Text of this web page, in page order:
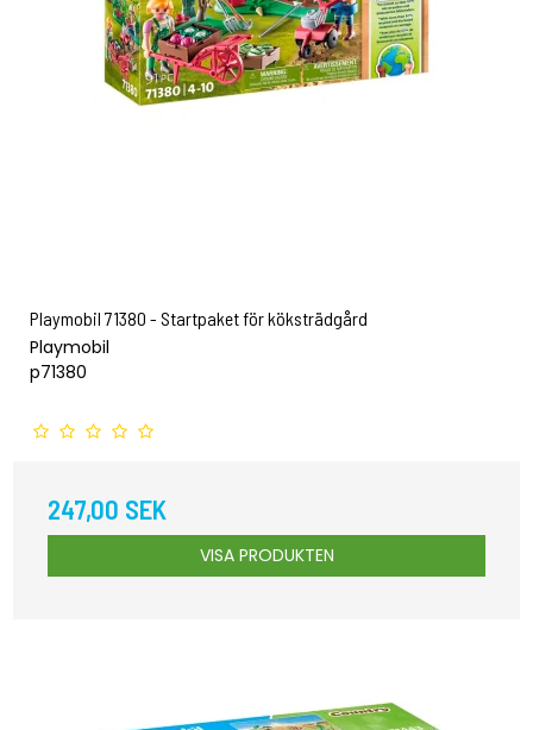
Playmobil 71380 - Startpaket för köksträdgård
Playmobil
p71380
247,00 SEK
VISA PRODUKTEN